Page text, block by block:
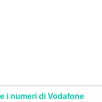
i numeri di Vodafone